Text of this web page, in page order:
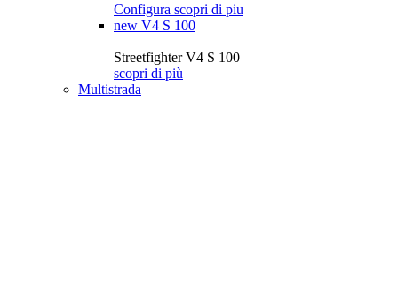
Configura scopri di piu
new V4 S 100
Streetfighter V4 S 100
scopri di più
Multistrada